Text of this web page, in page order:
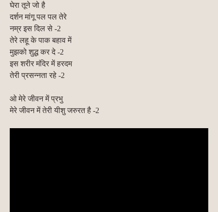
घेरा तूने जो है
दर्शन मांगू पल पल तेरे
नम्र इस दिल से -2
तेरे लहू के पाक बहाव में
मुझको शुद्ध कर दे -2
इस शरीर मंदिर में हरदम
तेरी प्रसन्नता रहे -2
ओ मेरे जीवन में प्रभु
मेरे जीवन में तेरी यीशु जरुरत है -2